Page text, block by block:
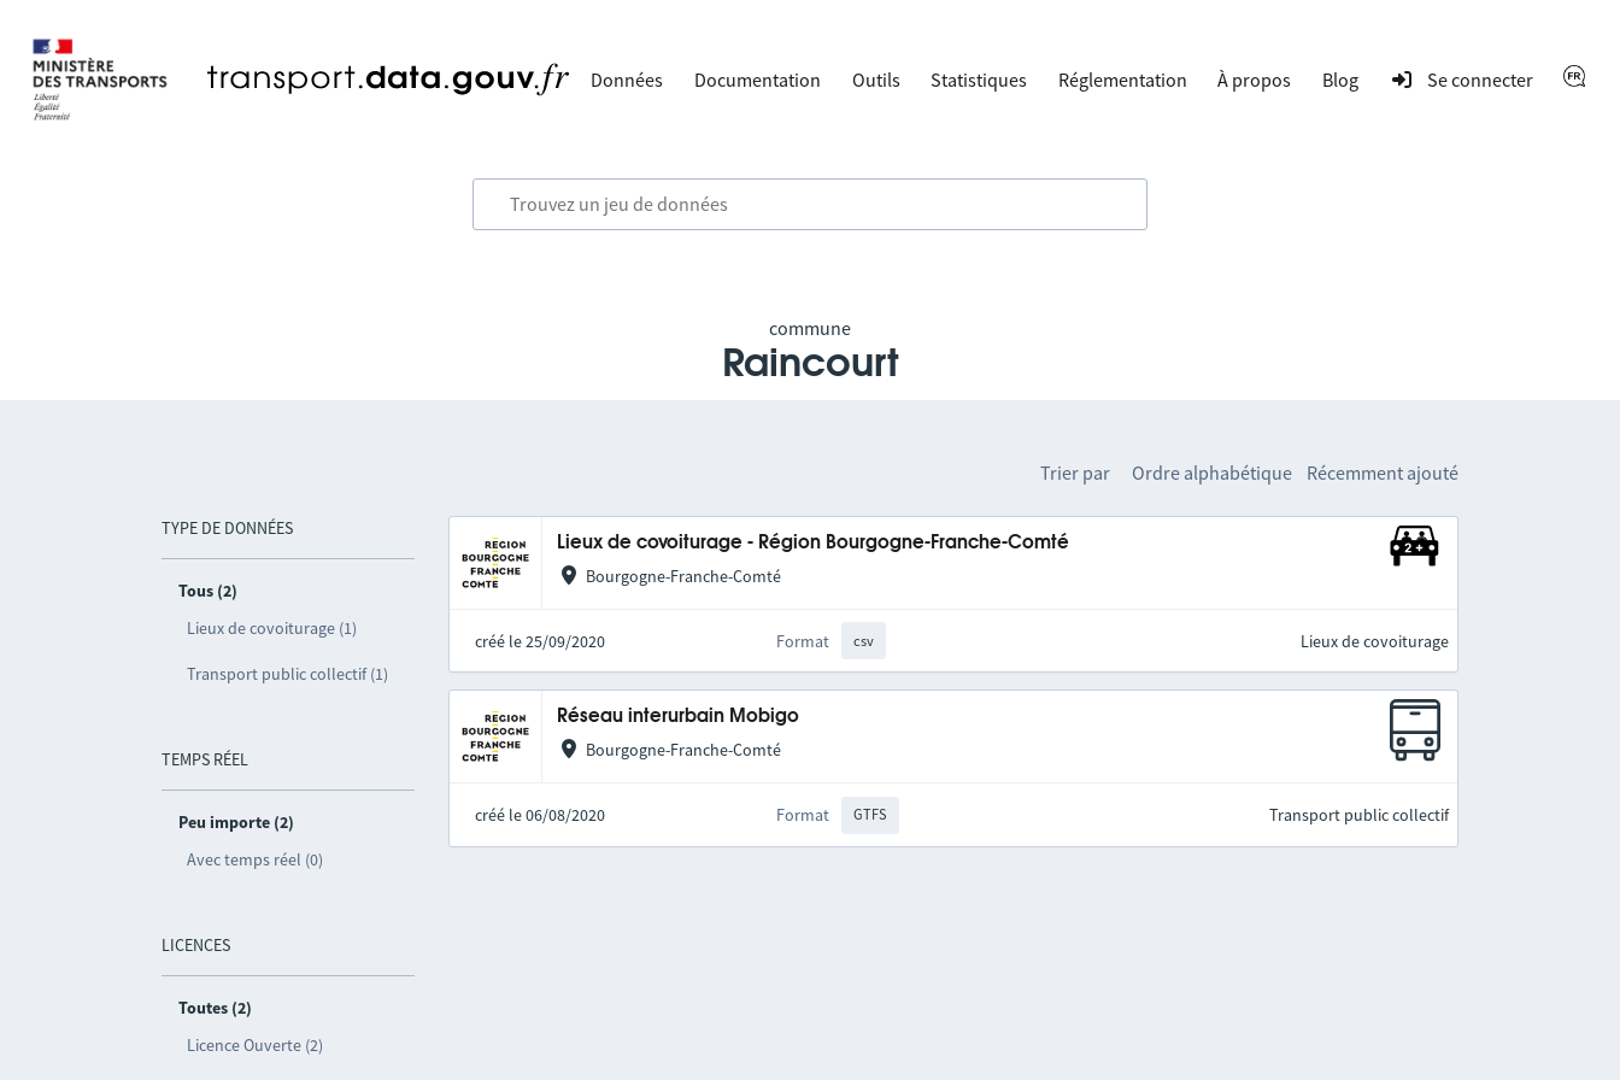
Données Documentation Outils Statistiques Réglementation À propos Blog Se connecter
commune
Raincourt
TYPE DE DONNÉES
Tous (2)
Lieux de covoiturage (1)
Transport public collectif (1)
TEMPS RÉEL
Peu importe (2)
Avec temps réel (0)
LICENCES
Toutes (2)
Licence Ouverte (2)
Trier par Ordre alphabétique Récemment ajouté
Lieux de covoiturage - Région Bourgogne-Franche-Comté
Bourgogne-Franche-Comté
créé le 25/09/2020 Format csv Lieux de covoiturage
Réseau interurbain Mobigo
Bourgogne-Franche-Comté
créé le 06/08/2020 Format GTFS Transport public collectif